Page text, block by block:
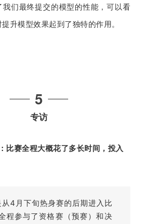
我们最终提交的模型的性能，可以看
升模型效果起到了独特的作用。
5
专访
比赛全程大概花了多长时间，投入
从4月下旬热身赛的后期进入比
程参与了资格赛（预赛）和决